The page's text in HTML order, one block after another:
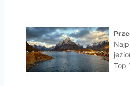
Top